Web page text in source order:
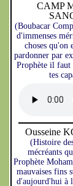
CAMP
(Boubacar
d'immenses
choses qu'on
pardonner par
Prophète il faut
tes
Ousseine
(Histoire
mécréants
Prophète
mauvaises fins
d'aujourd'hui à